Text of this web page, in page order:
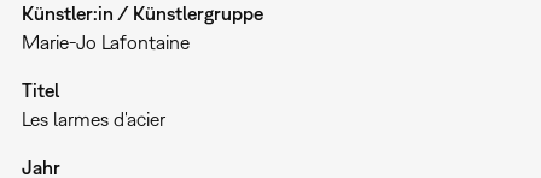
Künstler:in / Künstlergruppe
Marie-Jo Lafontaine
Titel
Les larmes d'acier
Jahr